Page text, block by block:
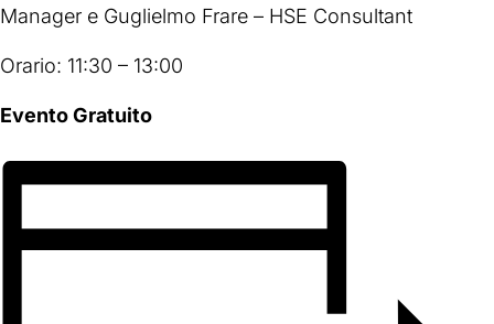
Manager e Guglielmo Frare – HSE Consultant
Orario: 11:30 – 13:00
Evento Gratuito